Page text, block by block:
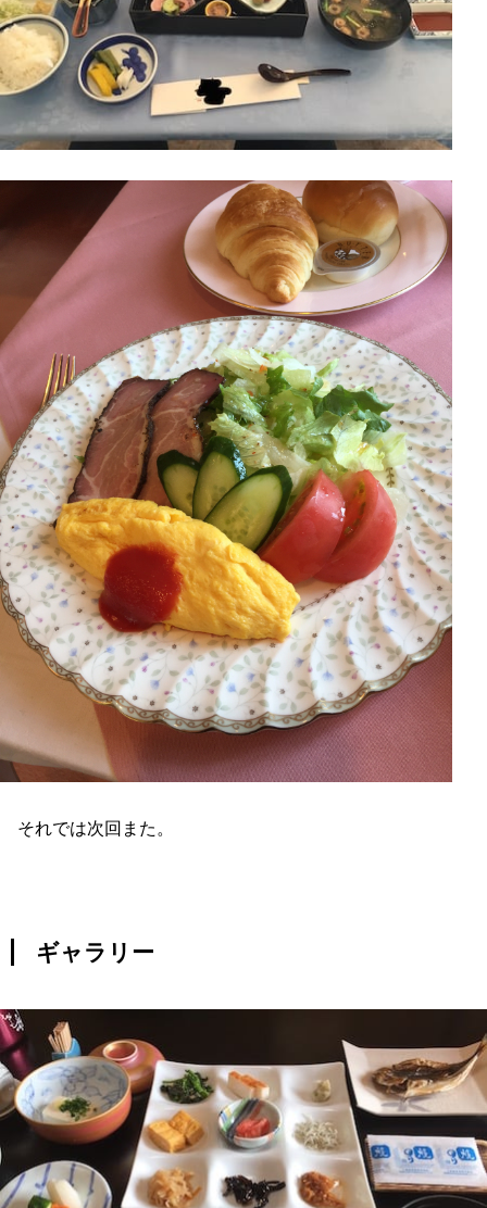
それでは次回また。
ギャラリー